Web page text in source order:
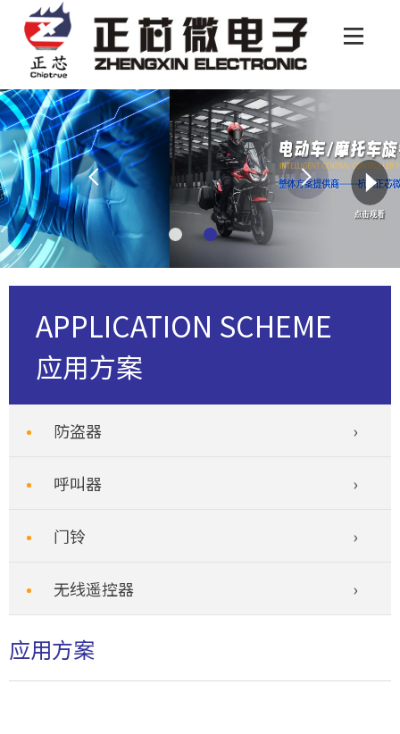
APPLICATION SCHEME
应用方案
防盗器
呼叫器
门铃
无线遥控器
应用方案